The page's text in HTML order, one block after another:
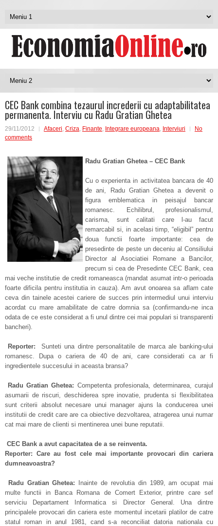
CEC Bank combina tezaurul increderii cu adaptabilitatea
permanenta. Interviu cu Radu Gratian Ghetea
29/11/2012 Afaceri, Criza, Finante, Integrare europeana, Interviuri
No
comments
Radu Gratian Ghetea – CEC Bank
Cu o experienta in activitatea bancara de 40
de ani, Radu Gratian Ghetea a devenit o
figura emblematica in peisajul bancar
romanesc. Echilibrul, profesionalismul,
carisma, sunt calitati care l-au facut
remarcabil si, in acelasi timp, “eligibil” pentru
doua functii foarte importante: cea de
presedinte de peste un deceniu al Consiliului
Director al Asociatiei Romane a Bancilor,
precum si cea de Presedinte CEC Bank, cea
mai veche institutie de credit romaneasca (mandat asumat intr-o perioada
foarte dificila pentru institutia in cauza). Am avut onoarea sa aflam cate
ceva din tainele acestei cariere de succes prin intermediul unui interviu
acordat cu mare amabilitate de catre domnia sa (confirmandu-ne inca
odata de ce este considerat a fi unul dintre cei mai populari si transparenti
bancheri).
Reporter:Sunteti una dintre personalitatile de marca ale banking-ului
romanesc. Dupa o cariera de 40 de ani, care considerati ca ar fi
ingredientele succesului in aceasta bransa?
Radu Gratian Ghetea: Competenta profesionala, determinarea, curajul
asumarii de riscuri, deschiderea spre inovatie, prudenta si flexibilitatea
sunt criterii absolut necesare unui manager ajuns la conducerea unei
institutii de credit care are ca obiective dezvoltarea, atragerea unui numar
cat mai mare de clienti si mentinerea unei bune reputatii.
CEC Bank a avut capacitatea de a se reinventa.
Reporter: Care au fost cele mai importante provocari din cariera
dumneavoastra?
Radu Gratian Ghetea:
Inainte de revolutia din 1989, am ocupat mai
multe functii in Banca Romana de Comert Exterior, printre care sef
serviciu Departament Informatica si Director General. Una dintre
principalele provocari din cariera este momentul incetarii platilor de catre
statul roman in anul 1981, cand s-a reconciliat datoria nationala cu